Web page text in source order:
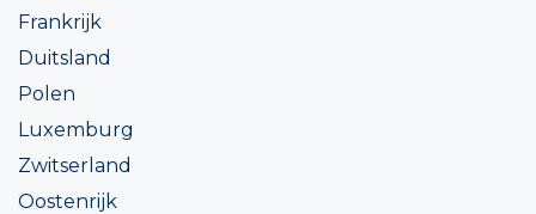
Frankrijk
Duitsland
Polen
Luxemburg
Zwitserland
Oostenrijk